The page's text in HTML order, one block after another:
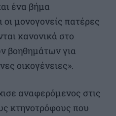
ένα βήμα
οι μονογονείς πατέρες
κανονικά στο
βοηθημάτων για
οικογένειες».
αναφερόμενος στις
κτηνοτρόφους που